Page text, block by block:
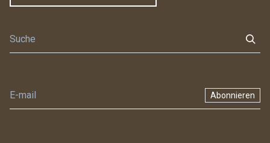
Abonnieren